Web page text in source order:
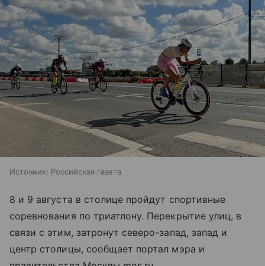
Источник: Российская газета
8 и 9 августа в столице пройдут спортивные
соревнования по триатлону. Перекрытие улиц, в
связи с этим, затронут северо-запад, запад и
центр столицы, сообщает портал мэра и